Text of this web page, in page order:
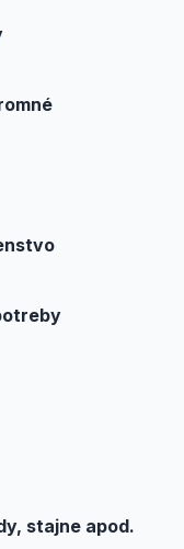
stajne apod.